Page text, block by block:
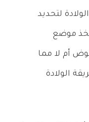
لتحديد
موضع
أم لا مما
الولادة